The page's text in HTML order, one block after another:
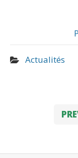
Actualités